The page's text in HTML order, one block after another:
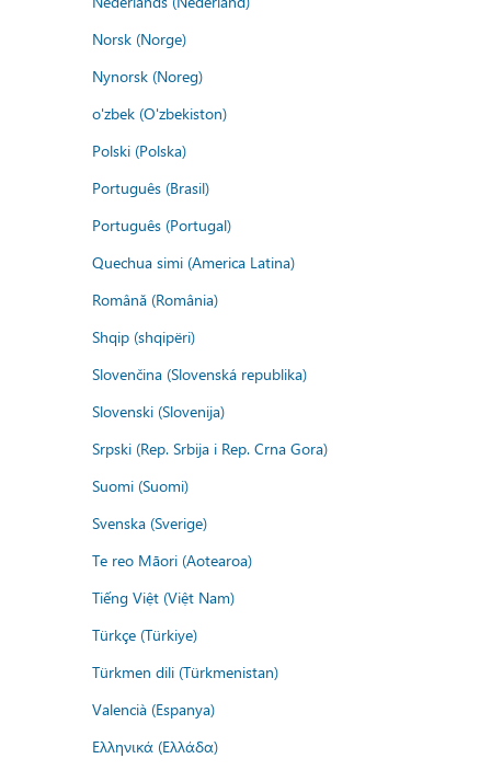
Norsk (Norge)
Nynorsk (Noreg)
o'zbek (O'zbekiston)
Polski (Polska)
Português (Brasil)
Português (Portugal)
Quechua simi (America Latina)
Română (România)
Shqip (shqipëri)
Slovenčina (Slovenská republika)
Slovenski (Slovenija)
Srpski (Rep. Srbija i Rep. Crna Gora)
Suomi (Suomi)
Svenska (Sverige)
Te reo Māori (Aotearoa)
Tiếng Việt (Việt Nam)
Türkçe (Türkiye)
Türkmen dili (Türkmenistan)
Valencià (Espanya)
Ελληνικά (Ελλάδα)